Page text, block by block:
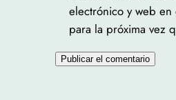
electrónico y web en
para la próxima vez